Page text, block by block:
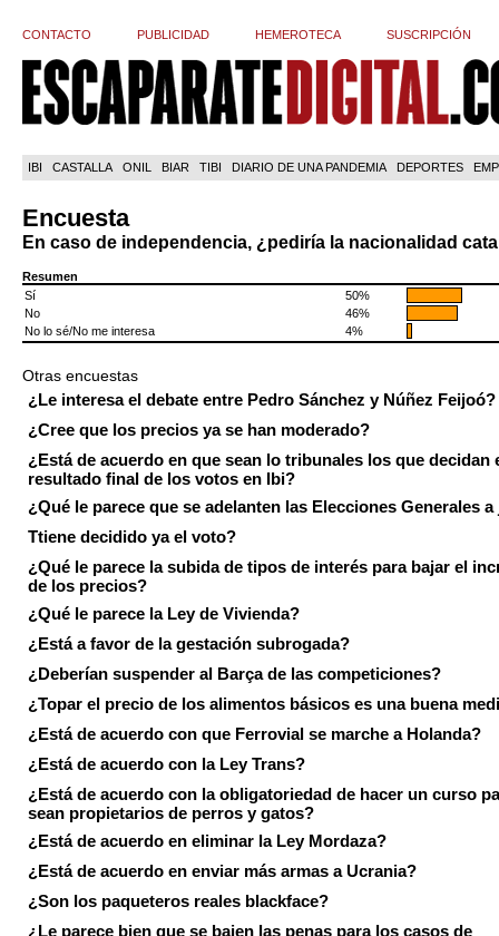
CONTACTO PUBLICIDAD HEMEROTECA SUSCRIPCIÓN
IBI CASTALLA ONIL BIAR TIBI DIARIO DE UNA PANDEMIA DEPORTES
Encuesta
En caso de independencia, ¿pediría la nacionalidad
Resumen
Sí
50%
No
46%
No lo sé/No me interesa
4%
Otras encuestas
¿Le interesa el debate entre Pedro Sánchez y Núñez Feijoó?
¿Cree que los precios ya se han moderado?
¿Está de acuerdo en que sean lo tribunales los que decidan
resultado final de los votos en Ibi?
¿Qué le parece que se adelanten las Elecciones Generales
Ttiene decidido ya el voto?
¿Qué le parece la subida de tipos de interés para bajar el
de los precios?
¿Qué le parece la Ley de Vivienda?
¿Está a favor de la gestación subrogada?
¿Deberían suspender al Barça de las competiciones?
¿Topar el precio de los alimentos básicos es una buena
¿Está de acuerdo con que Ferrovial se marche a Holanda?
¿Está de acuerdo con la Ley Trans?
¿Está de acuerdo con la obligatoriedad de hacer un curso
sean propietarios de perros y gatos?
¿Está de acuerdo en eliminar la Ley Mordaza?
¿Está de acuerdo en enviar más armas a Ucrania?
¿Son los paqueteros reales blackface?
¿Le parece bien que se bajen las penas para los casos de